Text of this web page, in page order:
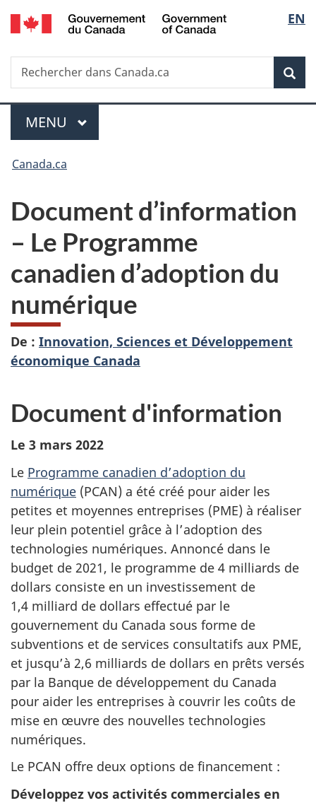
Passer
au
principal
Passer
à
Au
du
Passer
à
version
simplifiée
de
la
EN
Recherche
Rechercher
dans
Menu
MENU PRINCIPAL
Vous
ici :
Canada.ca
Document d’information
– Le Programme
canadien d’adoption du
numérique
De : Innovation, Sciences et Développement
économique Canada
Document d'information
Le 3 mars 2022
Le Programme canadien d’adoption du
numérique (PCAN) a été créé pour aider les
petites et moyennes entreprises (PME) à réaliser
leur plein potentiel grâce à l’adoption des
technologies numériques. Annoncé dans le
budget de 2021, le programme de 4 milliards de
dollars consiste en un investissement de
1,4 milliard de dollars effectué par le
gouvernement du Canada sous forme de
subventions et de services consultatifs aux PME,
et jusqu’à 2,6 milliards de dollars en prêts versés
par la Banque de développement du Canada
pour aider les entreprises à couvrir les coûts de
mise en œuvre des nouvelles technologies
numériques.
Le PCAN offre deux options de financement :
Développez vos activités commerciales en